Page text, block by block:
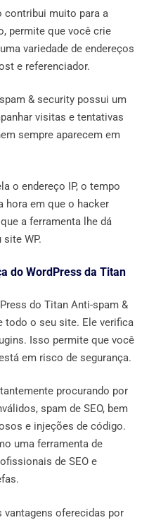
contribui muito para a
permite que você crie
variedade de endereços
e referenciador.
& security possui um
visitas e tentativas
sempre aparecem em
o endereço IP, o tempo
hora em que o hacker
a ferramenta lhe dá
WP.
do WordPress da Titan
do Titan Anti-spam &
todo o seu site. Ele verifica
Isso permite que você
em risco de segurança.
procurando por
spam de SEO, bem
e injeções de código.
uma ferramenta de
de SEO e
vantagens oferecidas por